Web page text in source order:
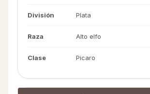
División Plata
Raza Alto elfo
Clase Picaro